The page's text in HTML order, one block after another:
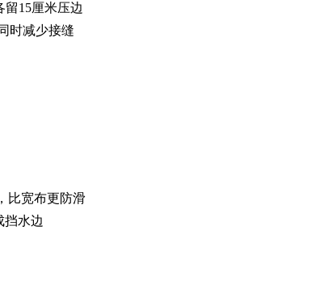
留15厘米压边
时减少接缝
比宽布更防滑
挡水边